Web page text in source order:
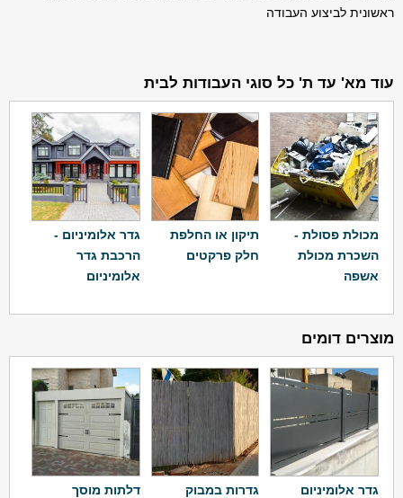
ראשונית לביצוע העבודה
עוד מא' עד ת' כל סוגי העבודות לבית
מכולת פסולת -
השכרת מכולת
אשפה
תיקון או החלפת
חלק פרקטים
גדר אלומיניום -
הרכבת גדר
אלומיניום
מוצרים דומים
גדר אלומיניום
גדרות במבוק
דלתות מוסך